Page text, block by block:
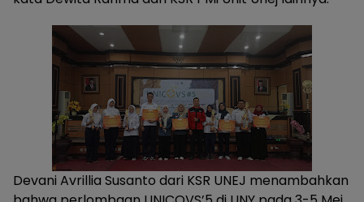
Devani Avrillia Susanto dari KSR UNEJ menambahkan